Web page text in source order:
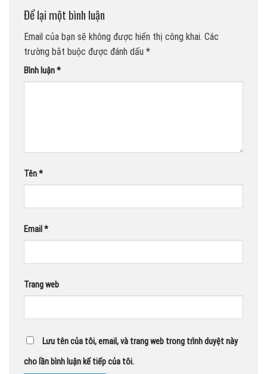
Để lại một bình luận
Email của bạn sẽ không được hiển thị công khai. Các
trường bắt buộc được đánh dấu *
Bình luận*
Tên*
Email *
Trang web
Lưu tên của tôi, email, và trang web trong trình duyệt này
cho lần bình luận kế tiếp của tôi.